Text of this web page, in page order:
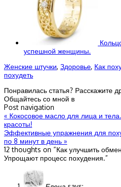
успешной женщины.
Женские штучки, Здоровье, Как
похудеть
Понравилась статья? Расскажите
Общайтесь со мной в
Post navigation
« Кокосовое масло для лица и
красоты!
Эффективные упражнения для
по 8 минут в день »
12 thoughts on “Как улучшить
Упрощают процесс похудения.”